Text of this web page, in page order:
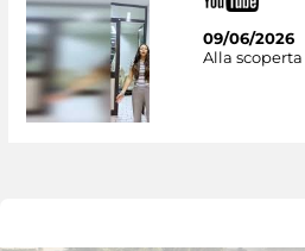
09/06/2026
Alla